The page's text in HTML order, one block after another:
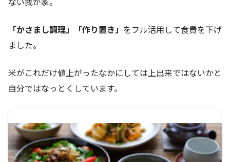
「かさまし調理」「作り置き」 をフル活用して食費を下げ
ました。
米がこれだけ値上がったなかにしては上出来ではないかと
自分ではなっとくしています。